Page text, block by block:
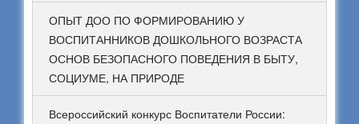
ОПЫТ ДОО ПО ФОРМИРОВАНИЮ У
ВОСПИТАННИКОВ ДОШКОЛЬНОГО ВОЗРАСТА
ОСНОВ БЕЗОПАСНОГО ПОВЕДЕНИЯ В БЫТУ,
СОЦИУМЕ, НА ПРИРОДЕ
Всероссийский конкурс Воспитатели России: